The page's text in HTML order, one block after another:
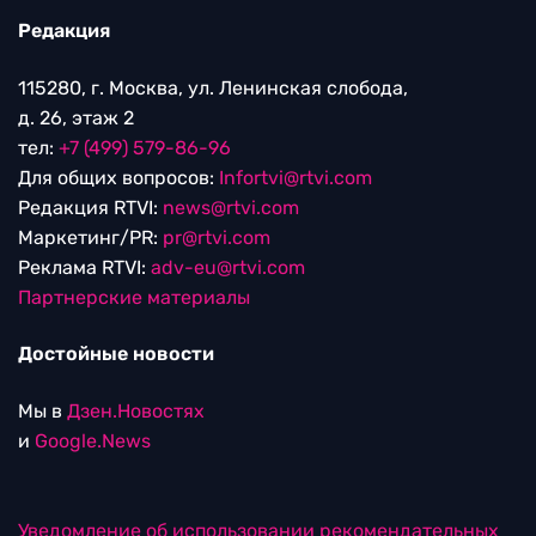
Редакция
115280, г. Москва, ул. Ленинская слобода,
д. 26, этаж 2
тел: +7 (499) 579-86-96
Для общих вопросов: Infortvi@rtvi.com
Редакция RTVI: news@rtvi.com
Маркетинг/PR: pr@rtvi.com
Реклама RTVI: adv-eu@rtvi.com
Партнерские материалы
Достойные новости
Мы в Дзен.Новостях
и Google.News
Уведомление об использовании рекомендательных